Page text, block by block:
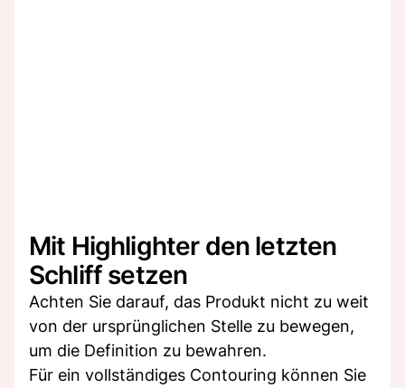
Mit Highlighter den letzten
Schliff setzen
Achten Sie darauf, das Produkt nicht zu weit
von der ursprünglichen Stelle zu bewegen,
um die Definition zu bewahren.
Für ein vollständiges Contouring können Sie